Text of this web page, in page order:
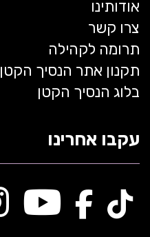
אודותינו
צרו קשר
תרומה לקהילה
תקנון אתר הנסיך הקטן
בלוג הנסיך הקטן
עקבו אחרינו